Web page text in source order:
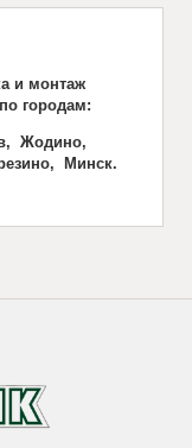
и монтаж
городам:
Жодино,
Минск.